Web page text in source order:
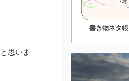
思いま
書き物ネタ帳